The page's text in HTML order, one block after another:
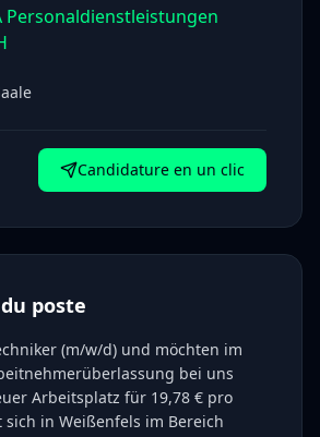
Personaldienstleistungen
Candidature en un clic
poste
(m/w/d) und möchten im
bei uns
Arbeitsplatz für 19,78 € pro
in Weißenfels im Bereich